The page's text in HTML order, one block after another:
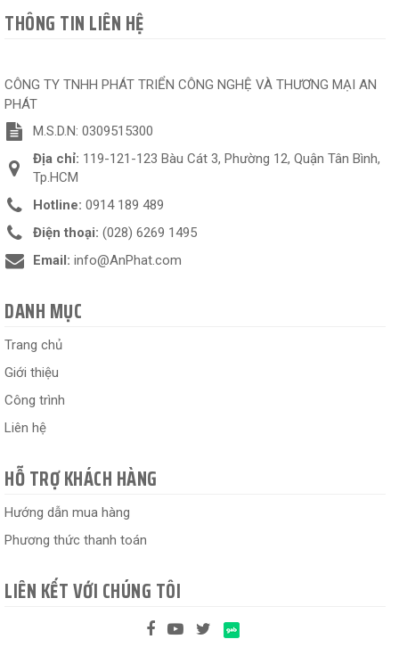
THÔNG TIN LIÊN HỆ
CÔNG TY TNHH PHÁT TRIỂN CÔNG NGHỆ VÀ THƯƠNG MẠI AN
PHÁT
M.S.D.N: 0309515300
Địa chỉ: 119-121-123 Bàu Cát 3, Phường 12, Quận Tân Bình,
Tp.HCM
Hotline: 0914 189 489
Điện thoại: (028) 6269 1495
Email: info@AnPhat.com
DANH MỤC
Trang chủ
Giới thiệu
Công trình
Liên hệ
HỖ TRỢ KHÁCH HÀNG
Hướng dẫn mua hàng
Phương thức thanh toán
LIÊN KẾT VỚI CHÚNG TÔI